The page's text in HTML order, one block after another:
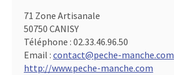
71 Zone Artisanale
50750 CANISY
Téléphone : 02.33.46.96.50
Email : contact@peche-manche.com
http://www.peche-manche.com